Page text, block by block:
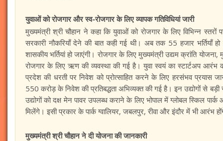
युवाओं को रोजगार और स्व-रोजगार के लिए व्यापक गतिविधियां जारी
मुख्यमंत्री श्री चौहान ने कहा कि युवाओं को रोजगार के लिए विभिन्न
सरकारी नौकरियाँ देने की बात कही गई थी। अब तक 55 हजार
शासकीय भर्तियां हो जाएंगी। रोजगार के लिए मुख्यमंत्री उद्यम क्रांति
रोजगार के लिए ऋण की व्यवस्था की गई है। युवा स्वयं का स्टार्टअप
प्रदेश की धरती पर निवेश को प्रोत्साहित करने के लिए हरसंभव प्रयास
550 करोड़ के निवेश की प्रतिबद्धता अभिव्यक्त की गई है। इन उद्योगों से
उद्योगों को दक्ष मेन पावर उपलब्ध कराने के लिए भोपाल में ग्लोबल स्किल
मिलेंगे। इसी प्रकार के पार्क ग्वालियर, जबलपुर, रीवा और इंदौर में भी आरंभ
मुख्यमंत्री श्री चौहान ने दी योजना की जानकारी